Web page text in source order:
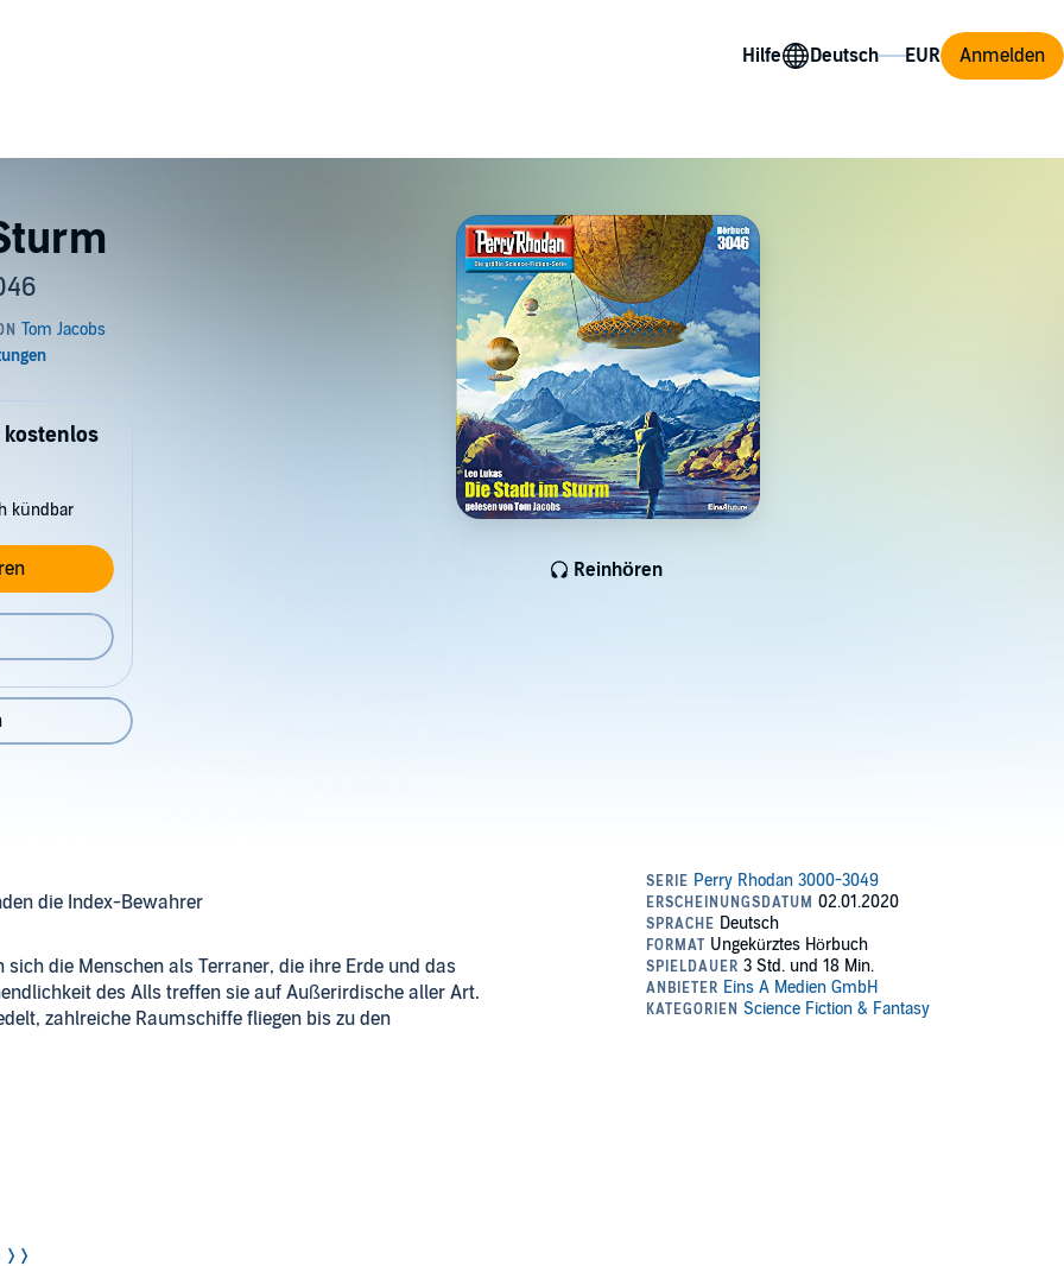
Hilfe Anmelden
Reinhören
kostenlos
kündbar
die Index-Bewahrer
die Menschen als Terraner, die ihre Erde und das
des Alls treffen sie auf Außerirdische aller Art.
zahlreiche Raumschiffe fliegen bis zu den
von Anfang an mit den Erdbewohnern ins All
Herausforderung: Die Rückkehr von seiner letzten
Dokumente entwertet, sodass nur noch die Speicher
enthalten. Weil er mehr über die aktuelle Situation
Superintelligenz VECU ausgeschaltet und ihr Reich
❭❭